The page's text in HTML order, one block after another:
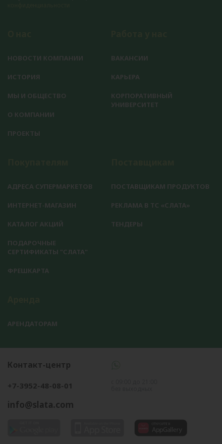
НОВОСТИ КОМПАНИИ
ИСТОРИЯ
МЫ И ОБЩЕСТВО
О КОМПАНИИ
ПРОЕКТЫ
ВАКАНСИИ
КАРЬЕРА
КОРПОРАТИВНЫЙ
УНИВЕРСИТЕТ
АДРЕСА СУПЕРМАРКЕТОВ
ИНТЕРНЕТ-МАГАЗИН
КАТАЛОГ АКЦИЙ
ПОДАРОЧНЫЕ
СЕРТИФИКАТЫ "СЛАТА"
ФРЕШКАРТА
ПОСТАВЩИКАМ ПРОДУКТОВ
РЕКЛАМА В ТС «СЛАТА»
ТЕНДЕРЫ
АРЕНДАТОРАМ
Контакт-центр
+7-3952-48-08-01
info@slata.com